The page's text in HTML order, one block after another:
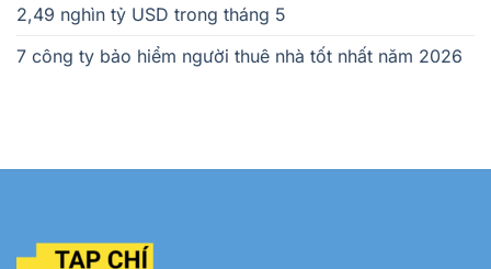
2,49 nghìn tỷ USD trong tháng 5
7 công ty bảo hiểm người thuê nhà tốt nhất năm 2026